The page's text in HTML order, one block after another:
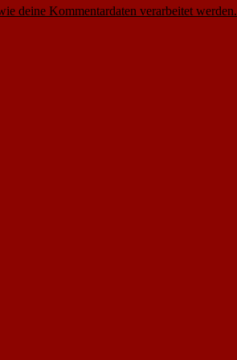
deine Kommentardaten verarbeitet werden.